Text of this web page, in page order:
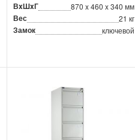
ВxШxГ 870 x 460 x 340 мм
Вес 21 кг
Замок ключевой